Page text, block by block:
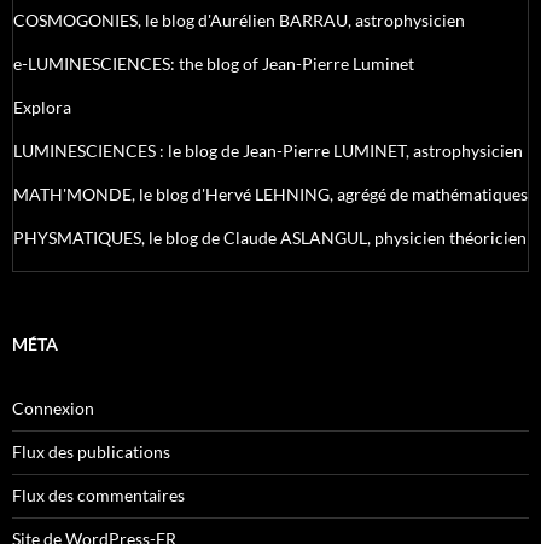
COSMOGONIES, le blog d'Aurélien BARRAU, astrophysicien
e-LUMINESCIENCES: the blog of Jean-Pierre Luminet
Explora
LUMINESCIENCES : le blog de Jean-Pierre LUMINET, astrophysicien
MATH'MONDE, le blog d'Hervé LEHNING, agrégé de mathématiques
PHYSMATIQUES, le blog de Claude ASLANGUL, physicien théoricien
MÉTA
Connexion
Flux des publications
Flux des commentaires
Site de WordPress-FR